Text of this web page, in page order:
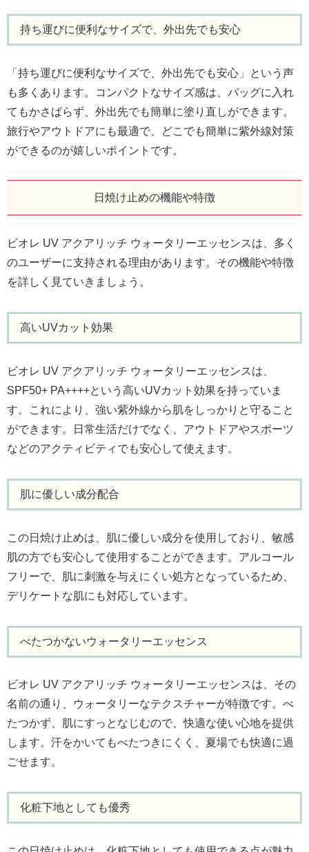
持ち運びに便利なサイズで、外出先でも安心
「持ち運びに便利なサイズで、外出先でも安心」という声
も多くあります。コンパクトなサイズ感は、バッグに入れ
てもかさばらず、外出先でも簡単に塗り直しができます。
旅行やアウトドアにも最適で、どこでも簡単に紫外線対策
ができるのが嬉しいポイントです。
日焼け止めの機能や特徴
ビオレ UV アクアリッチ ウォータリーエッセンスは、多く
のユーザーに支持される理由があります。その機能や特徴
を詳しく見ていきましょう。
高いUVカット効果
ビオレ UV アクアリッチ ウォータリーエッセンスは、
SPF50+ PA++++という高いUVカット効果を持っていま
す。これにより、強い紫外線から肌をしっかりと守ること
ができます。日常生活だけでなく、アウトドアやスポーツ
などのアクティビティでも安心して使えます。
肌に優しい成分配合
この日焼け止めは、肌に優しい成分を使用しており、敏感
肌の方でも安心して使用することができます。アルコール
フリーで、肌に刺激を与えにくい処方となっているため、
デリケートな肌にも対応しています。
べたつかないウォータリーエッセンス
ビオレ UV アクアリッチ ウォータリーエッセンスは、その
名前の通り、ウォータリーなテクスチャーが特徴です。べ
たつかず、肌にすっとなじむので、快適な使い心地を提供
します。汗をかいてもべたつきにくく、夏場でも快適に過
ごせます。
化粧下地としても優秀